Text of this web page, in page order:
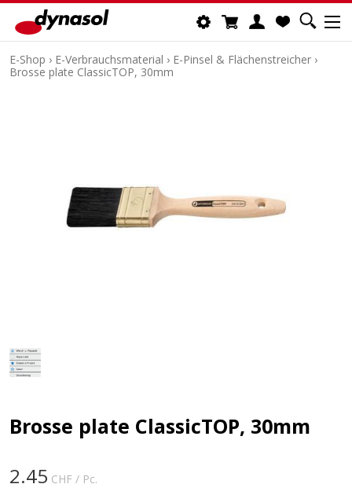
E-Shop › E-Verbrauchsmaterial › E-Pinsel & Flächenstreicher ›
Brosse plate ClassicTOP, 30mm
Brosse plate ClassicTOP, 30mm
2.45 CHF / Pc.